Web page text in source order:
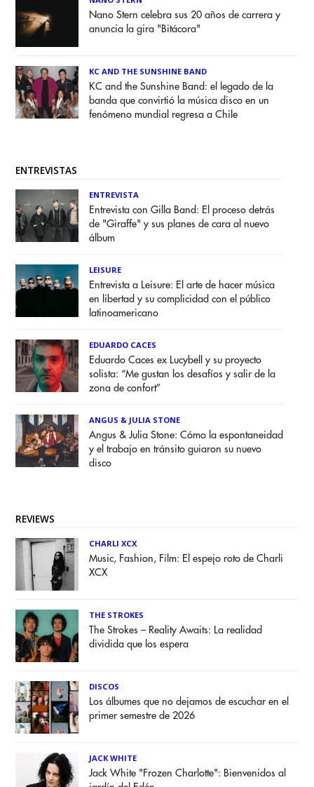
Nano Stern celebra sus 20 años de carrera y
anuncia la gira "Bitácora"
KC AND THE SUNSHINE BAND
KC and the Sunshine Band: el legado de la
banda que convirtió la música disco en un
fenómeno mundial regresa a Chile
ENTREVISTAS
ENTREVISTA
Entrevista con Gilla Band: El proceso detrás
de "Giraffe" y sus planes de cara al nuevo
álbum
LEISURE
Entrevista a Leisure: El arte de hacer música
en libertad y su complicidad con el público
latinoamericano
EDUARDO CACES
Eduardo Caces ex Lucybell y su proyecto
solista: “Me gustan los desafíos y salir de la
zona de confort”
ANGUS & JULIA STONE
Angus & Julia Stone: Cómo la espontaneidad
y el trabajo en tránsito guiaron su nuevo
disco
REVIEWS
CHARLI XCX
Music, Fashion, Film: El espejo roto de Charli
XCX
THE STROKES
The Strokes – Reality Awaits: La realidad
dividida que los espera
DISCOS
Los álbumes que no dejamos de escuchar en el
primer semestre de 2026
JACK WHITE
Jack White "Frozen Charlotte": Bienvenidos al